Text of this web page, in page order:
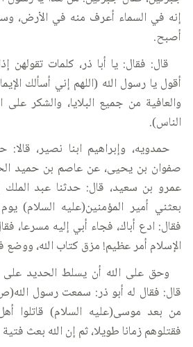
إنه في السماء أعرف منه في الأرض،
أصبح.
قال: فقال: يا أبا ذر، كلمات
أقول يا رسول الله (اللهم إني أسألك
والعافية من جميع البلايا، والشكر
الناس).
حمدويه، وإبراهيم ابنا نصير،
صفوان بن يحيى، عن عاصم بن حميد
عمرو بن سعيد، قال: حدثنا عبد الملك
بعثني أمير المؤمنين(عليه السلام)
فقال: ادع أباك، فجاء أبي إليه مسرعا،
الإسلام أمر عظيم! مزق كتاب الله، ووضع
وحق على الله أن يسلط الحديد على
قال: فقال له أبو ذر: سمعت رسول
من بعد موسى(عليه السلام) قاتلوا
فقتلوهم زمانا طويلا، ثم إن الله بعث